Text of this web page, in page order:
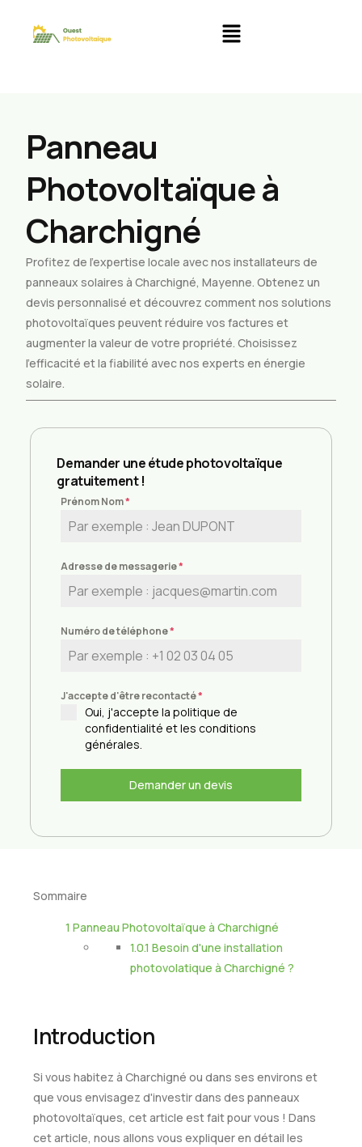
Panneau
Photovoltaïque à
Charchigné
Profitez de l’expertise locale avec nos installateurs de
panneaux solaires à Charchigné, Mayenne. Obtenez un
devis personnalisé et découvrez comment nos solutions
photovoltaïques peuvent réduire vos factures et
augmenter la valeur de votre propriété. Choisissez
l’efficacité et la fiabilité avec nos experts en énergie
solaire.
Demander une étude photovoltaïque
gratuitement !
Prénom Nom*
Adresse de messagerie*
Numéro de téléphone*
J'accepte d'être recontacté*
Oui, j'accepte la politique de
confidentialité et les conditions
générales.
Demander un devis
Sommaire
1 Panneau Photovoltaïque à Charchigné
1.0.1 Besoin d'une installation
photovolatique à Charchigné ?
Introduction
Si vous habitez à Charchigné ou dans ses environs et
que vous envisagez d'investir dans des panneaux
photovoltaïques, cet article est fait pour vous ! Dans
cet article, nous allons vous expliquer en détail les